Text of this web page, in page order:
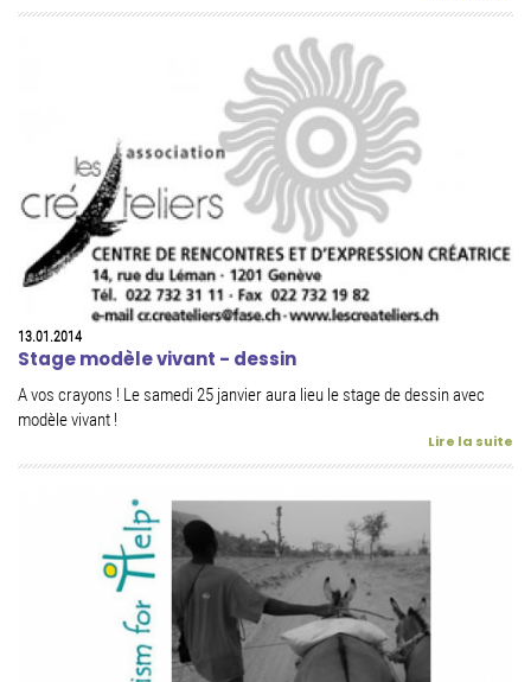
13.01.2014
Stage modèle vivant - dessin
A vos crayons ! Le samedi 25 janvier aura lieu le stage de dessin avec
modèle vivant !
Lire la suite